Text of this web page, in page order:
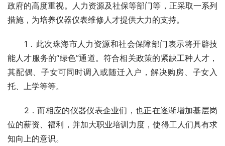
政府的高度重视。人力资源及社保等部门等，正采取一系列
措施，为培养仪器仪表维修人才提供大力的支持。
1．此次珠海市人力资源和社会保障部门表示将开辟技
能人才服务的“绿色”通道。符合相关政策的紧缺工种人才，
其配偶、子女可同时调入或随迁入户，解决购房、子女入
托、上学等等。
2．而相应的仪器仪表企业们，也正在逐渐增加基层岗
位的薪资、福利，并加大职业培训力度，使得工人们具有求
知向上的意识。